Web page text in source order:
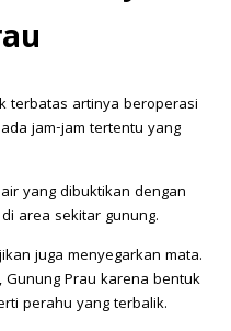
terbatas artinya beroperasi
jam-jam tertentu yang
yang dibuktikan dengan
area sekitar gunung.
juga menyegarkan mata.
Prau karena bentuk
perahu yang terbalik.